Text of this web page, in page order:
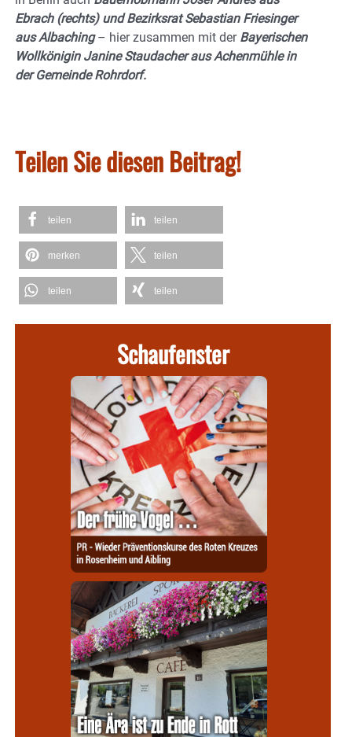
Ebrach (rechts) und Bezirksrat Sebastian Friesinger
aus Albaching– hier zusammen mit der Bayerischen
Wollkönigin Janine Staudacher aus Achenmühle in
der Gemeinde Rohrdorf.
Teilen Sie diesen Beitrag!
teilen teilen
merken teilen
teilen teilen
Schaufenster